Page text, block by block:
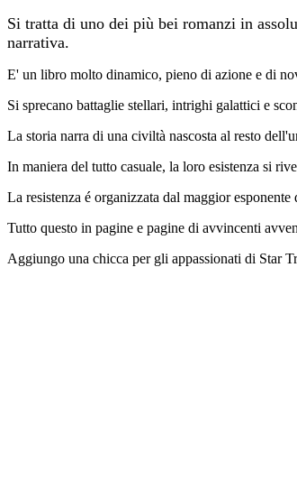
Si tratta di uno dei più bei romanzi in
narrativa.
E' un libro molto dinamico, pieno di azione e di
Si sprecano battaglie stellari, intrighi galattici e
La storia narra di una civiltà nascosta al resto
In maniera del tutto casuale, la loro esistenza si
La resistenza é organizzata dal maggior
Tutto questo in pagine e pagine di avvincenti
Aggiungo una chicca per gli appassionati di Star